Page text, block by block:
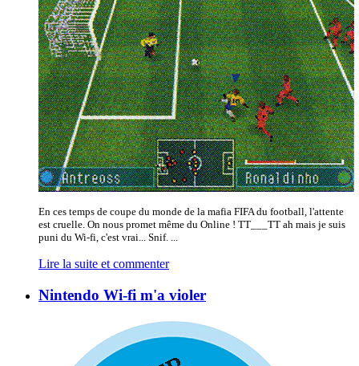
En ces temps de coupe du monde de la mafia FIFA du football, l'attente
est cruelle. On nous promet même du Online ! TT___TT ah mais je suis
puni du Wi-fi, c'est vrai... Snif. ...
Lire la suite et commenter
Nintendo Wi-fi m'a violer